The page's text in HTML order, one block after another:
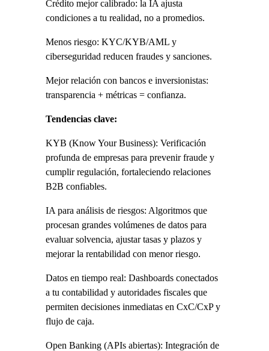
Crédito mejor calibrado: la IA ajusta
condiciones a tu realidad, no a promedios.
Menos riesgo: KYC/KYB/AML y
ciberseguridad reducen fraudes y sanciones.
Mejor relación con bancos e inversionistas:
transparencia + métricas = confianza.
Tendencias clave:
KYB (Know Your Business): Verificación
profunda de empresas para prevenir fraude y
cumplir regulación, fortaleciendo relaciones
B2B confiables.
IA para análisis de riesgos: Algoritmos que
procesan grandes volúmenes de datos para
evaluar solvencia, ajustar tasas y plazos y
mejorar la rentabilidad con menor riesgo.
Datos en tiempo real: Dashboards conectados
a tu contabilidad y autoridades fiscales que
permiten decisiones inmediatas en CxC/CxP y
flujo de caja.
Open Banking (APIs abiertas): Integración de